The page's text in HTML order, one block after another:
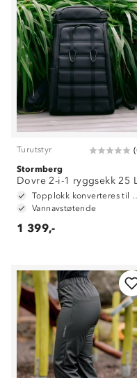
Turutstyr (
Stormberg
Dovre 2-i-1 ryggsekk 25
Topplokk
Vannavstøtende
1 399,-